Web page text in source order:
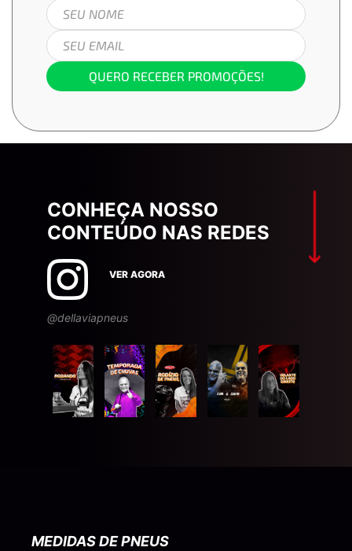
QUERO RECEBER PROMOÇÕES!
CONHEÇA NOSSO
CONTEÚDO NAS REDES
VER AGORA
@dellaviapneus
MEDIDAS DE PNEUS